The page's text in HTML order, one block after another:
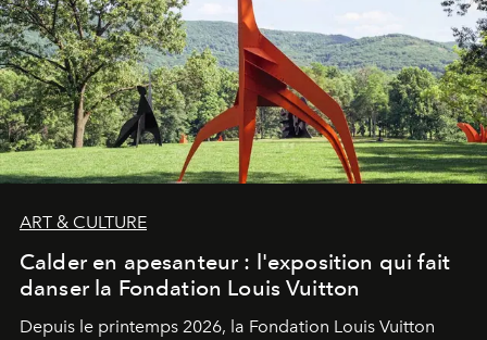
ART & CULTURE
Calder en apesanteur : l'exposition qui fait
danser la Fondation Louis Vuitton
Depuis le printemps 2026, la Fondation Louis Vuitton